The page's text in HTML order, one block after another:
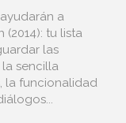
a
(2014): tu lista
las
sencilla
la funcionalidad